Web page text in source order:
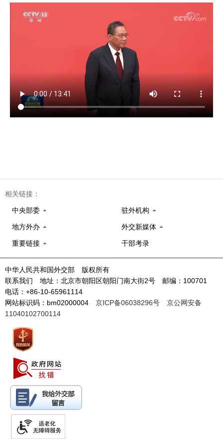
相关链接：
中央部委 驻外机构
地方外办 外交新媒体
重要链接 干部考录
中华人民共和国外交部 版权所有
联系我们 地址：北京市朝阳区朝阳门南大街2号 邮编：100701
电话：+86-10-65961114
网站标识码：bm02000004 京ICP备06038296号
京公网安备
11040102700114